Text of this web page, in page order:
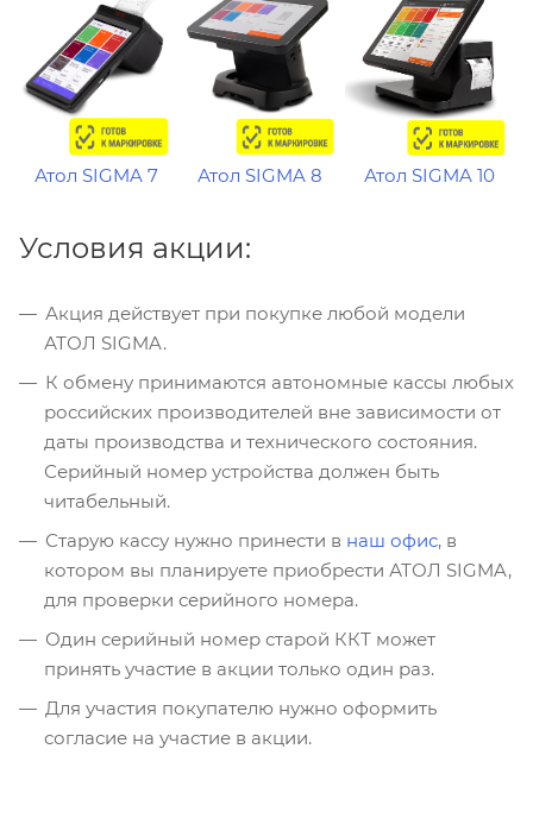
Атол SIGMA 7 Атол SIGMA 8 Атол SIGMA 10
Условия акции:
Акция действует при покупке любой модели
АТОЛ SIGMA.
К обмену принимаются автономные кассы любых
российских производителей вне зависимости от
даты производства и технического состояния.
Серийный номер устройства должен быть
читабельный.
Старую кассу нужно принести в наш офис, в
котором вы планируете приобрести АТОЛ SIGMA,
для проверки серийного номера.
Один серийный номер старой ККТ может
принять участие в акции только один раз.
Для участия покупателю нужно оформить
согласие на участие в акции.